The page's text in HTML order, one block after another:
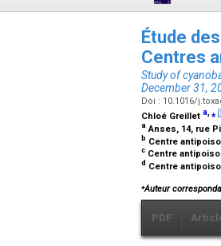
Étude
Centres
Study of
December 31,
Doi : 10.1016/
Chloé Greillet a,⁎
a Anses, 14, rue
b Centre
c Centre
d Centre
⁎Auteur
PDF